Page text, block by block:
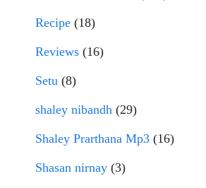
Recipe (18)
Reviews (16)
Setu (8)
shaley nibandh (29)
Shaley Prarthana Mp3 (16)
Shasan nirnay (3)